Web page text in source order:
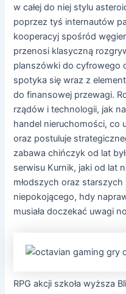
w całej do niej stylu
poprzez tyś internautów
kooperacyj spośród
przenosi klasyczną
planszówki do cyfrowego
spotyka się wraz z
do finansowej przewagi.
rządów i technologii, jak
handel nieruchomości, co
oraz postuluje
zabawa chińczyk od lat
serwisu Kurnik, jaki od lat
młodszych oraz
niepokojącego, hdy
musiała doczekać uwagi
RPG akcji szkoła wyższa